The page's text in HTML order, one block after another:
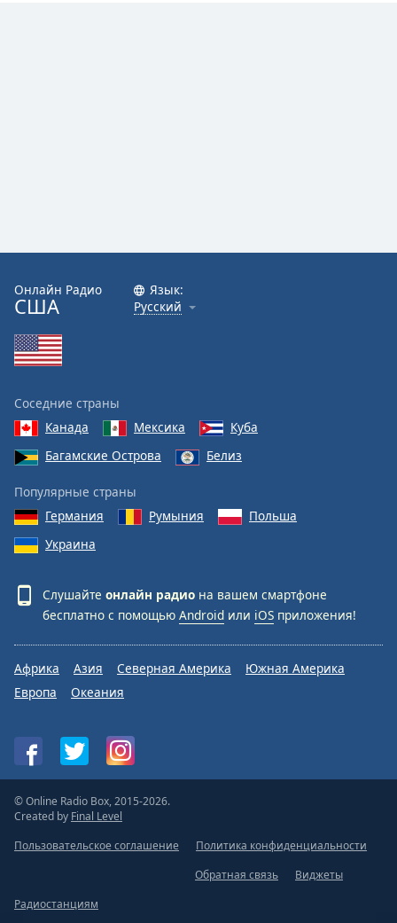
Онлайн Радио
США
Язык:
Русский
Соседние страны
Канада
Мексика
Куба
Багамские Острова
Белиз
Популярные страны
Германия
Румыния
Польша
Украина
Слушайте онлайн радио на вашем смартфоне
бесплатно с помощью Android или iOS приложения!
Африка Азия Северная Америка
Южная Америка
Европа
Океания
© Online Radio Box, 2015-2026.
Created by Final Level
Пользовательское соглашение
Политика конфиденциальности
Обратная связь
Виджеты
Радиостанциям